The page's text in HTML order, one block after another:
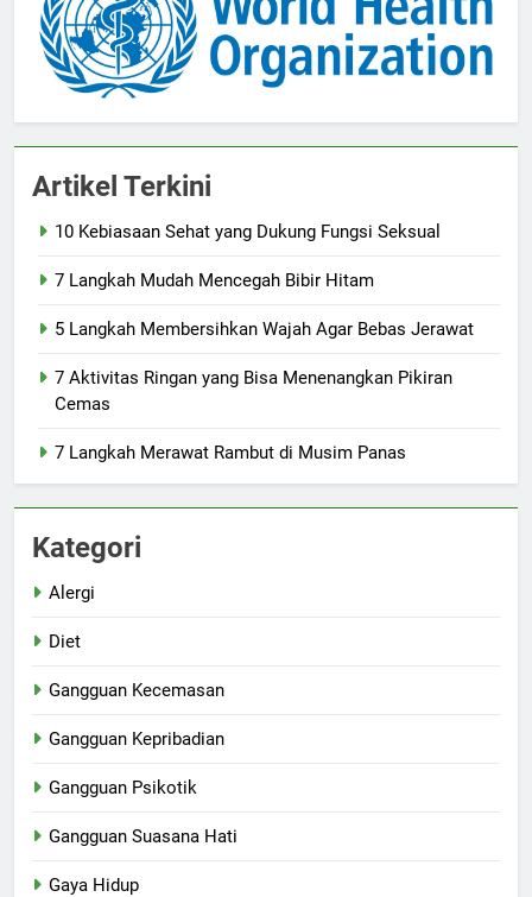
Artikel Terkini
10 Kebiasaan Sehat yang Dukung Fungsi Seksual
7 Langkah Mudah Mencegah Bibir Hitam
5 Langkah Membersihkan Wajah Agar Bebas Jerawat
7 Aktivitas Ringan yang Bisa Menenangkan Pikiran
Cemas
7 Langkah Merawat Rambut di Musim Panas
Kategori
Alergi
Diet
Gangguan Kecemasan
Gangguan Kepribadian
Gangguan Psikotik
Gangguan Suasana Hati
Gaya Hidup